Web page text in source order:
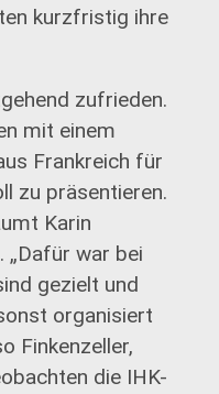
kurzfristig ihre
zufrieden.
mit einem
Frankreich für
zu präsentieren.
Karin
„Dafür war bei
gezielt und
organisiert
Finkenzeller,
die IHK-